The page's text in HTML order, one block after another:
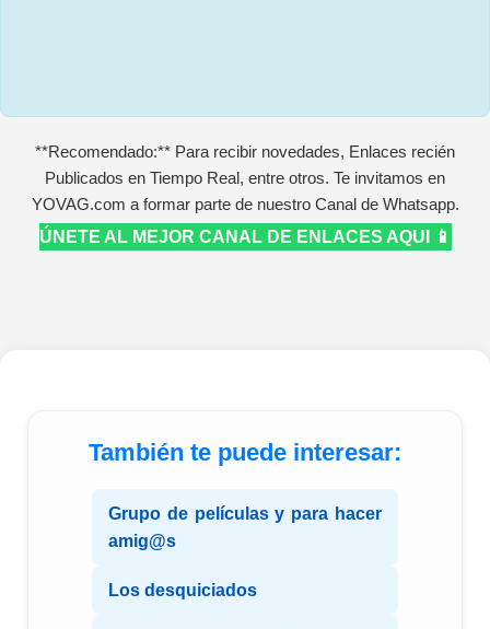
**Recomendado:** Para recibir novedades, Enlaces recién
Publicados en Tiempo Real, entre otros. Te invitamos en
YOVAG.com a formar parte de nuestro Canal de Whatsapp.
ÚNETE AL MEJOR CANAL DE ENLACES AQUI 📱
También te puede interesar:
Grupo de películas y para hacer
amig@s
Los desquiciados